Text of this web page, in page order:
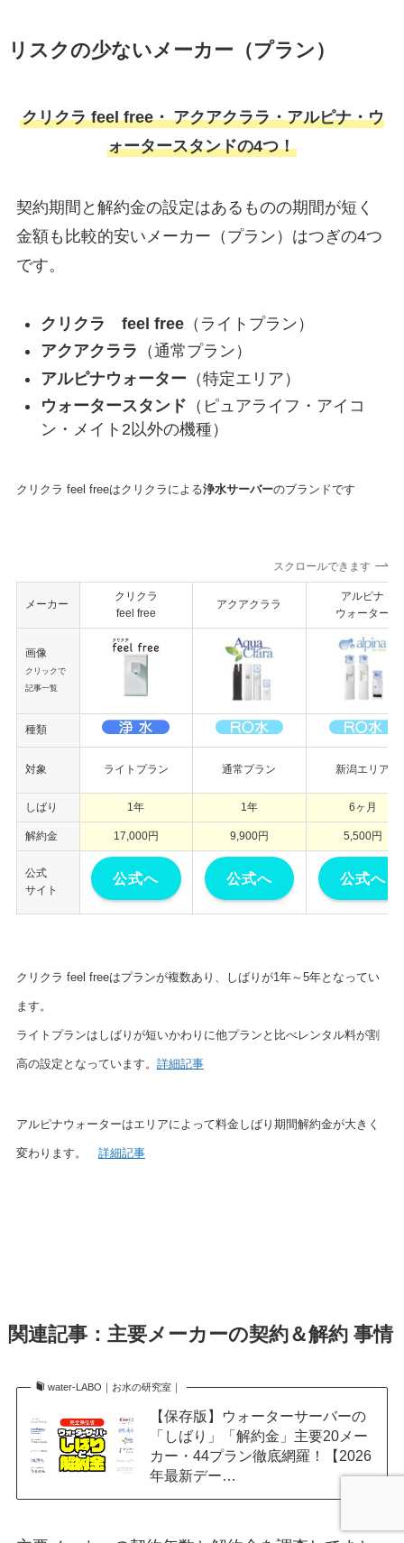
リスクの少ないメーカー（プラン）
クリクラ feel free・ アクアクララ・アルピナ・ウ
ォータースタンドの4つ！
契約期間と解約金の設定はあるものの期間が短く
金額も比較的安いメーカー（プラン）はつぎの4つ
です。
クリクラ feel free（ライトプラン）
アクアクララ （通常プラン）
アルピナウォーター （特定エリア）
ウォータースタンド （ピュアライフ・アイコ
ン・メイト2以外の機種）
クリクラ feel freeはクリクラによる浄水サーバーのブランドです
スクロールできます
メーカー
クリクラ
feel free
アクアクララ
アルピナ
ウォーター
画像
クリックで
記事一覧
種類
対象 ライトプラン 通常プラン 新潟エリア
しばり 1年 1年 6ヶ月
解約金 17,000円 9,900円 5,500円
公式
サイト
公式へ 公式へ 公式へ
クリクラ feel freeはプランが複数あり、しばりが1年～5年となってい
ます。
ライトプランはしばりが短いかわりに他プランと比べレンタル料が割
高の設定となっています。 詳細記事
アルピナウォーターはエリアによって料金しばり期間解約金が大きく
変わります。 詳細記事
関連記事：主要メーカーの契約＆解約 事情
water-LABO｜お水の研究室｜
【保存版】ウォーターサーバーの
「しばり」「解約金」主要20メー
カー・44プラン徹底網羅！【2026
年最新デー…